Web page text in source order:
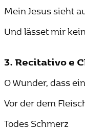
Mein Jesus sieht
Und lässet mir
3. Recitativo e
O Wunder, dass
Vor der dem
Todes Schmerz